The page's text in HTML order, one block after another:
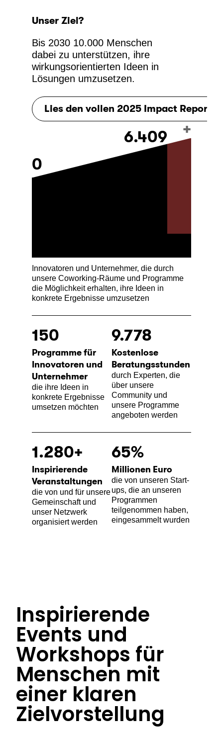
Unser Ziel?
Bis 2030 10.000 Menschen
dabei zu unterstützen, ihre
wirkungsorientierten Ideen in
Lösungen umzusetzen.
Lies den vollen 2025 Impact Report
0
Innovatoren und Unternehmer, die durch
unsere Coworking-Räume und Programme
die Möglichkeit erhalten, ihre Ideen in
konkrete Ergebnisse umzusetzen
+
6.409
150
Programme für
Innovatoren und
Unternehmer
die ihre Ideen in
konkrete Ergebnisse
umsetzen möchten
9.778
Kostenlose
Beratungsstunden
durch Experten, die
über unsere
Community und
unsere Programme
angeboten werden
1.280+
Inspirierende
Veranstaltungen
die von und für unsere
Gemeinschaft und
unser Netzwerk
organisiert werden
65%
Millionen Euro
die von unseren Start-
ups, die an unseren
Programmen
teilgenommen haben,
eingesammelt wurden
Inspirierende
Events und
Workshops für
Menschen mit
einer klaren
Zielvorstellung